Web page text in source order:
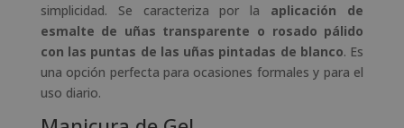
simplicidad. Se caracteriza por la aplicación de
esmalte de uñas transparente o rosado pálido
con las puntas de las uñas pintadas de blanco. Es
una opción perfecta para ocasiones formales y para el
uso diario.